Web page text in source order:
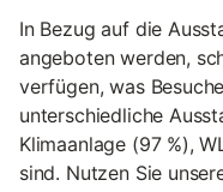
In Bezug auf die
angeboten werden,
verfügen, was
unterschiedliche
Klimaanlage (97 %),
sind. Nutzen Sie